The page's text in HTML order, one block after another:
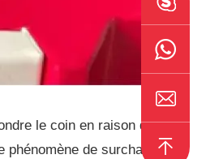
le coin en raison de la
de surchauffe et